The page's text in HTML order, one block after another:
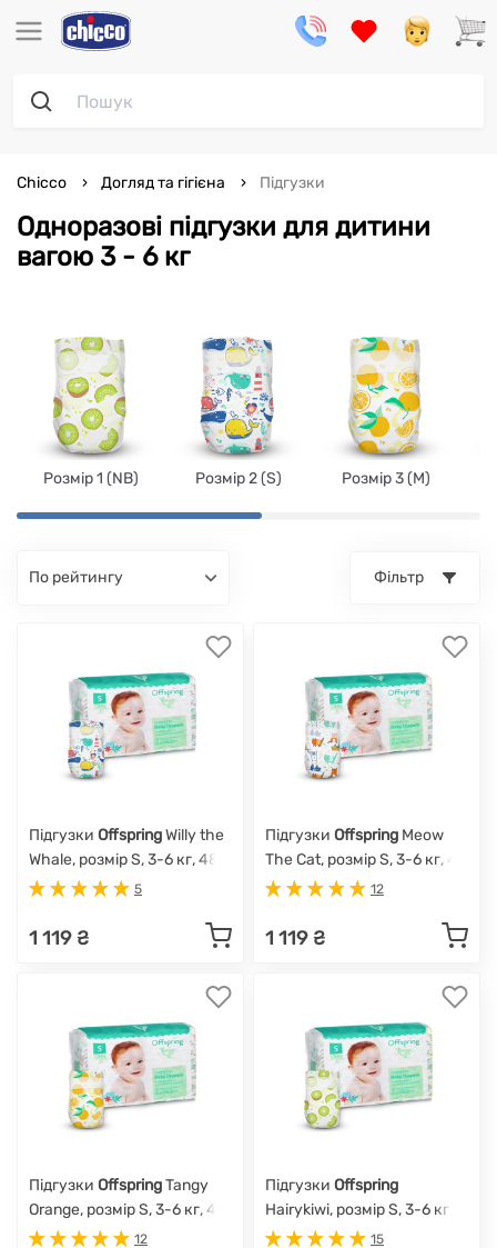
Одноразові підгузки для дитини
вагою 3 - 6 кг
Chicco Догляд та гігієна Підгузки
Розмір 1 (NB) Розмір 2 (S) Розмір 3 (M)
по рейтингу Фільтр
Підгузки OffspringWilly the
Whale, розмір S, 3-6 кг, 48
шт.
5
1 119 ₴
Підгузки Offspring Meow
The Cat, розмір S, 3-6 кг, 48
шт.
12
1 119 ₴
Підгузки OffspringTangy
Orange, розмір S, 3-6 кг, 48
шт.
12
Підгузки Offspring
Hairykiwi, розмір S, 3-6 кг,
48 шт.
15